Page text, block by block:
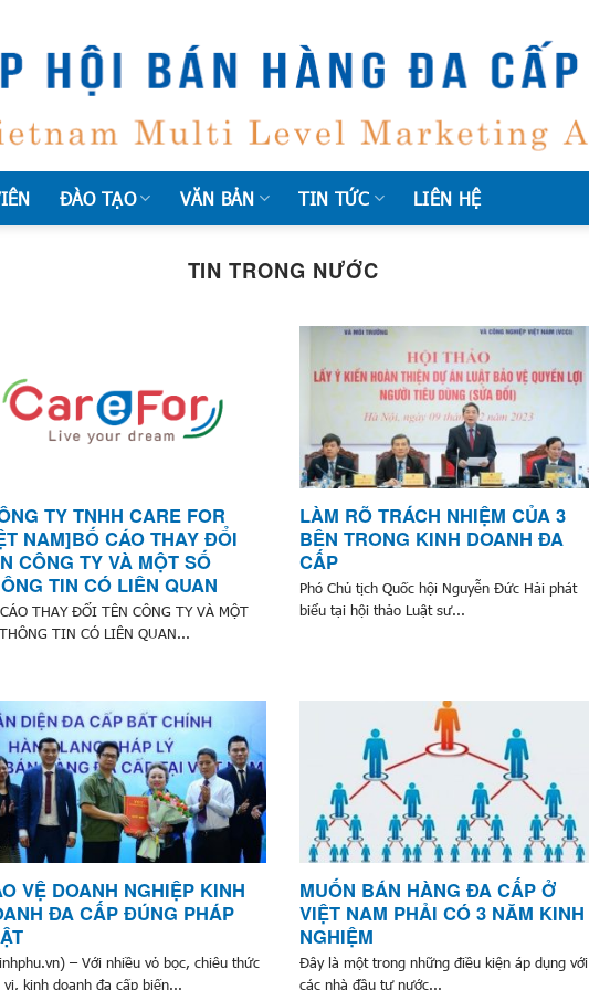
ĐÀO TẠO VĂN BẢN TIN TỨC LIÊN HỆ
TIN TRONG NƯỚC
TY TNHH CARE FOR
NAM]BỐ CÁO THAY ĐỔI
CÔNG TY VÀ MỘT SỐ
TIN CÓ LIÊN QUAN
THAY ĐỔI TÊN CÔNG TY VÀ MỘT
TIN CÓ LIÊN QUAN...
LÀM RÕ TRÁCH NHIỆM CỦA 3
BÊN TRONG KINH DOANH ĐA
CẤP
Phó Chủ tịch Quốc hội Nguyễn Đức Hải phát
biểu tại hội thảo Luật sư...
VỆ DOANH NGHIỆP KINH
ĐA CẤP ĐÚNG PHÁP
– Với nhiều vỏ bọc, chiêu thức
vi, kinh doanh đa cấp biến...
MUỐN BÁN HÀNG ĐA CẤP Ở
VIỆT NAM PHẢI CÓ 3 NĂM KINH
NGHIỆM
Đây là một trong những điều kiện áp dụng với
các nhà đầu tư nước...